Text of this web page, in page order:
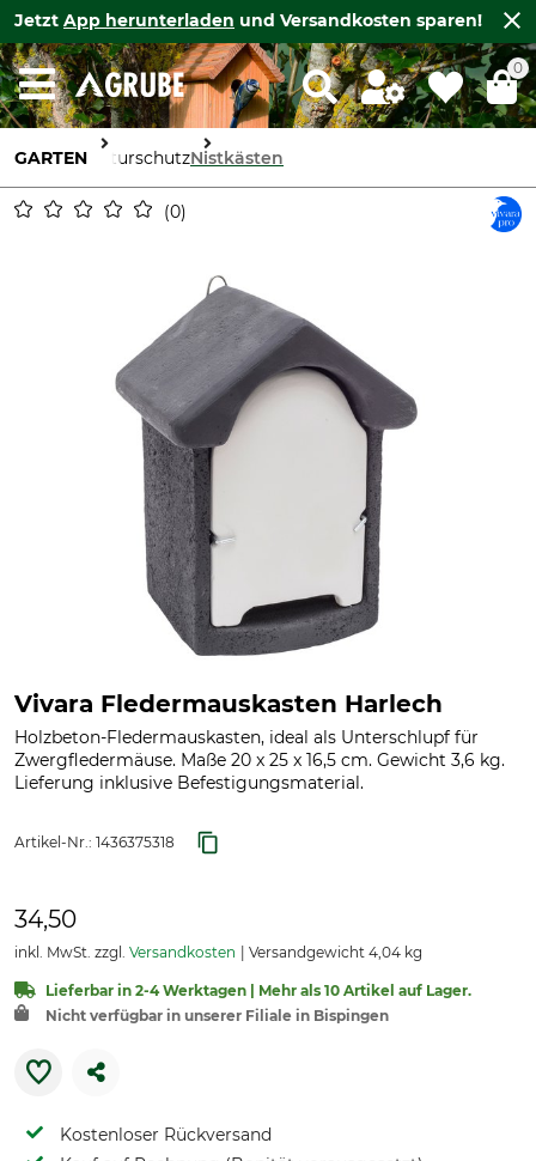
Jetzt App herunterladen und Versandkosten sparen!
0
GARTEN NaturschutzNistkästen
0
Vivara Fledermauskasten Harlech
Holzbeton-Fledermauskasten, ideal als Unterschlupf für
Zwergfledermäuse. Maße 20 x 25 x 16,5 cm. Gewicht 3,6 kg.
Lieferung inklusive Befestigungsmaterial.
Artikel-Nr.: 1436375318
34,50
inkl. MwSt. zzgl. Versandkosten Versandgewicht 4,04 kg
Lieferbar in 2-4 Werktagen | Mehr als 10 Artikel auf Lager.
Nicht verfügbar in unserer Filiale in Bispingen
Kostenloser Rückversand